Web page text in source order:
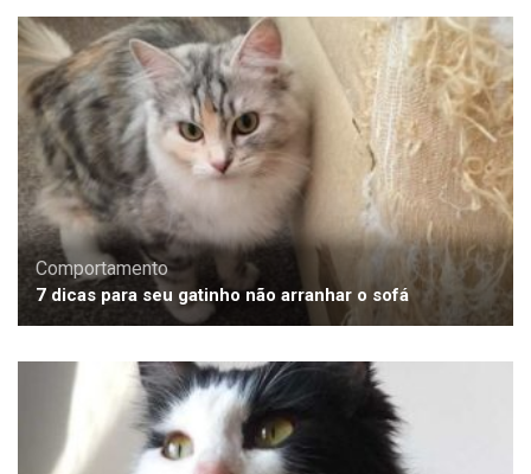
Comportamento
7 dicas para seu gatinho não arranhar o sofá